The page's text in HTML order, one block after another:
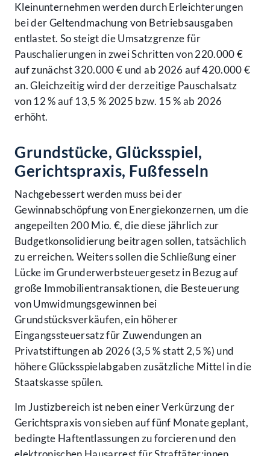
Kleinunternehmen werden durch Erleichterungen
bei der Geltendmachung von Betriebsausgaben
entlastet. So steigt die Umsatzgrenze für
Pauschalierungen in zwei Schritten von 220.000 €
auf zunächst 320.000 € und ab 2026 auf 420.000 €
an. Gleichzeitig wird der derzeitige Pauschalsatz
von 12 % auf 13,5 % 2025 bzw. 15 % ab 2026
erhöht.
Grundstücke, Glücksspiel,
Gerichtspraxis, Fußfesseln
Nachgebessert werden muss bei der
Gewinnabschöpfung von Energiekonzernen, um die
angepeilten 200 Mio. €, die diese jährlich zur
Budgetkonsolidierung beitragen sollen, tatsächlich
zu erreichen. Weiters sollen die Schließung einer
Lücke im Grunderwerbsteuergesetz in Bezug auf
große Immobilientransaktionen, die Besteuerung
von Umwidmungsgewinnen bei
Grundstücksverkäufen, ein höherer
Eingangssteuersatz für Zuwendungen an
Privatstiftungen ab 2026 (3,5 % statt 2,5 %) und
höhere Glücksspielabgaben zusätzliche Mittel in die
Staatskasse spülen.
Im Justizbereich ist neben einer Verkürzung der
Gerichtspraxis von sieben auf fünf Monate geplant,
bedingte Haftentlassungen zu forcieren und den